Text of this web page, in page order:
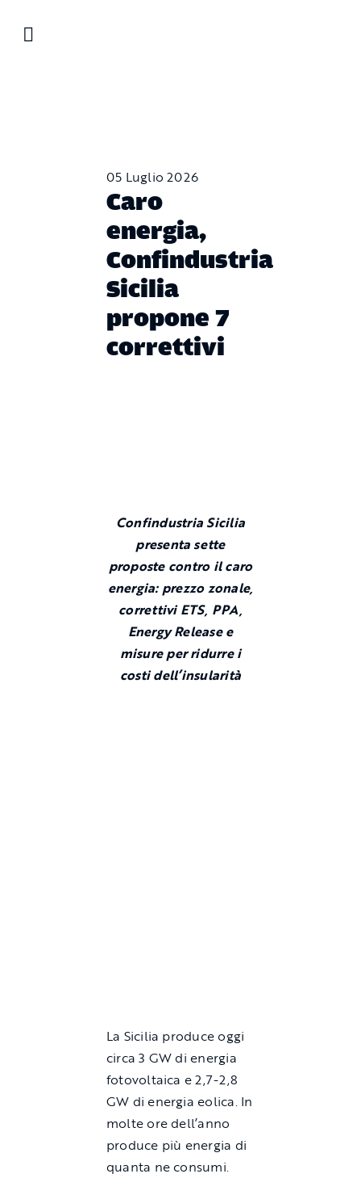
05 Luglio 2026
Caro
energia,
Confindustria
Sicilia
propone 7
correttivi
Confindustria Sicilia
presenta sette
proposte contro il caro
energia: prezzo zonale,
correttivi ETS, PPA,
Energy Release e
misure per ridurre i
costi dell’insularità
La Sicilia produce oggi
circa 3 GW di energia
fotovoltaica e 2,7-2,8
GW di energia eolica. In
molte ore dell’anno
produce più energia di
quanta ne consumi.